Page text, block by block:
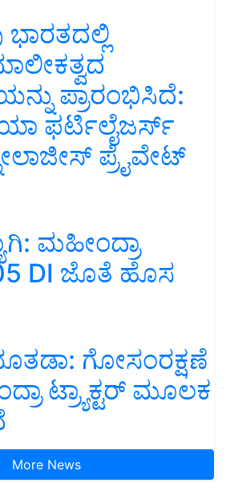
ಭಾರತದಲ್ಲಿ
ಪ್ರಾರಂಭಿಸಿದೆ:
ಫರ್ಟಿಲೈಜರ್ಸ್
ಪ್ರೈವೇಟ್
ಮಹೀಂದ್ರಾ
DI ಜೊತೆ ಹೊಸ
ಗೋಸಂರಕ್ಷಣೆ
ಟ್ರ್ಯಾಕ್ಟರ್ ಮೂಲಕ
More News